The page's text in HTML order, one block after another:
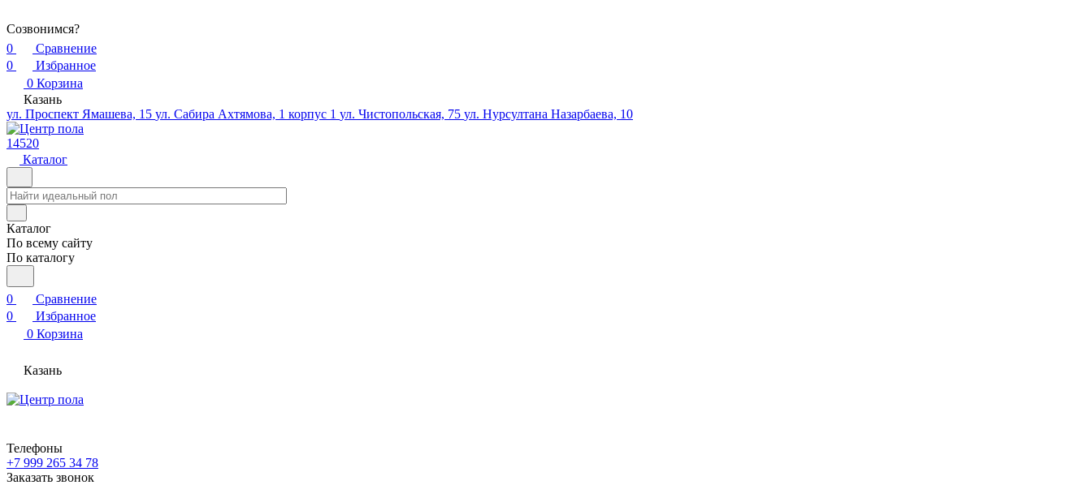
Созвонимся?
0
Сравнение
0
Избранное
0 Корзина
Казань
ул. Проспект Ямашева, 15 ул. Сабира Ахтямова, 1 корпус 1 ул. Чистопольская, 75 ул. Нурсултана Назарбаева, 10
14520
Каталог
Каталог
По всему сайту
По каталогу
0
Сравнение
0
Избранное
0 Корзина
Казань
Телефоны
+7 999 265 34 78
Заказать звонок